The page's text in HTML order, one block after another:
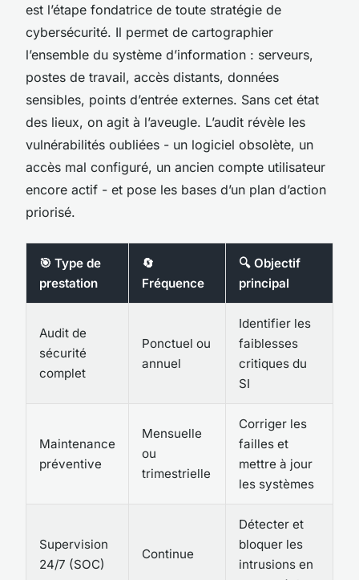
est l’étape fondatrice de toute stratégie de
cybersécurité. Il permet de cartographier
l’ensemble du système d’information : serveurs,
postes de travail, accès distants, données
sensibles, points d’entrée externes. Sans cet état
des lieux, on agit à l’aveugle. L’audit révèle les
vulnérabilités oubliées - un logiciel obsolète, un
accès mal configuré, un ancien compte utilisateur
encore actif - et pose les bases d’un plan d’action
priorisé.
🎯 Type de
prestation
🔄
Fréquence
🔍 Objectif
principal
Audit de
sécurité
complet
Ponctuel ou
annuel
Identifier les
faiblesses
critiques du
SI
Maintenance
préventive
Mensuelle
ou
trimestrielle
Corriger les
failles et
mettre à jour
les systèmes
Supervision
24/7 (SOC)
Continue
Détecter et
bloquer les
intrusions en